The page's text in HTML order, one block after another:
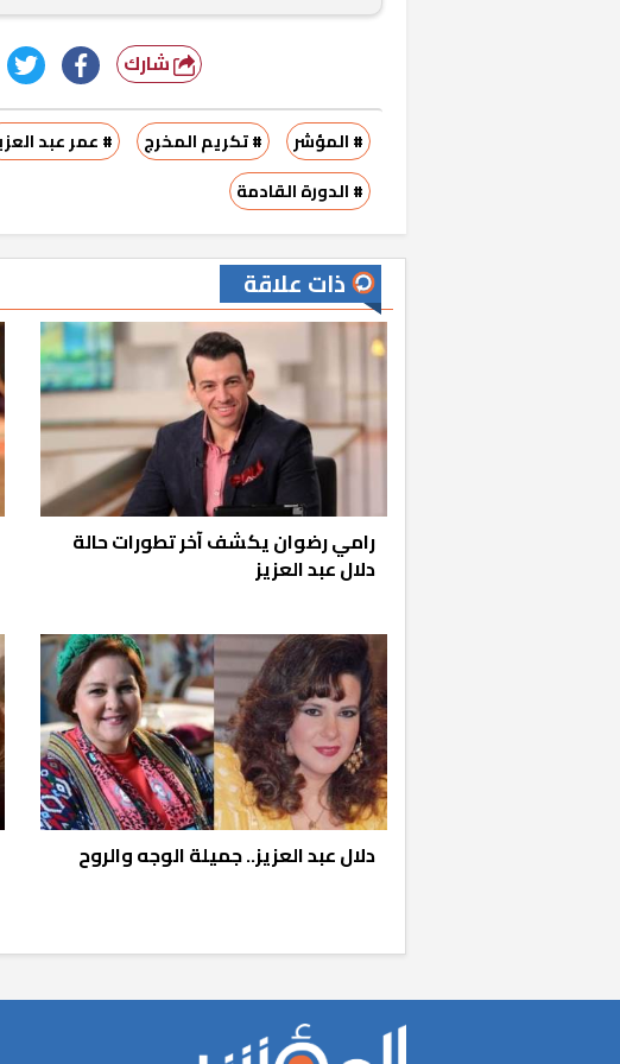
شارك
# المؤشر # تكريم المخرج # عمر عبد
# الدورة القادمة
ذات علاقة
رامي رضوان يكشف آخر تطورات حالة
دلال عبد العزيز
دلال عبد العزيز.. جميلة الوجه والروح
خشبية بفناء مقبرة
«المؤشر» يطرح السؤال
كان اختيار خريج معهد
رمضان وزيرًا للإسكان